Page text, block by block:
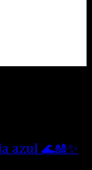
azul 🌊🎎✨